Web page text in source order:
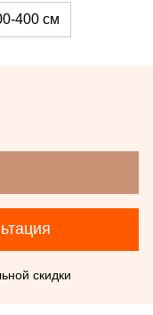
400 см
скидки